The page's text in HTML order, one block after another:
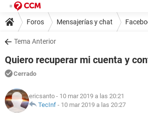
Foros Mensajerías y chat
Tema Anterior
Quiero recuperar mi cuenta y
Cerrado
ericsanto - 10 mar 2019 a las 20:21
TecInf - 10 mar 2019 a las 20:27